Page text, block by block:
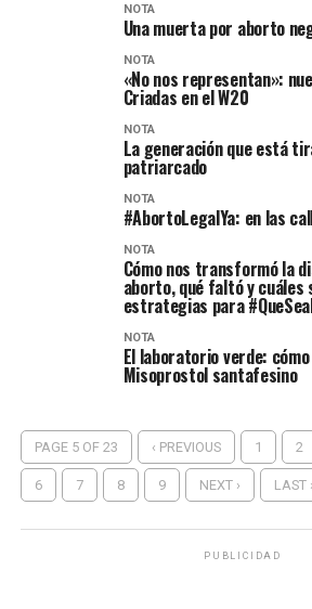
NOTA
Una muerta por aborto
NOTA
«No nos representan»:
Criadas en el W20
NOTA
La generación que está
patriarcado
NOTA
#AbortoLegalYa: en las
NOTA
Cómo nos transformó la
aborto, qué faltó y cuáles
estrategias para
NOTA
El laboratorio verde:
Misoprostol santafesino
PAGE 5 OF 23 ‹ PREVIOUS 1 2
6 7 8 9 NEXT › LAST
PUBLICIDAD